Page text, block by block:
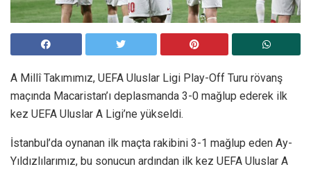
A Millî Takımımız, UEFA Uluslar Ligi Play-Off Turu rövanş
maçında Macaristan’ı deplasmanda 3-0 mağlup ederek ilk
kez UEFA Uluslar A Ligi’ne yükseldi.
İstanbul’da oynanan ilk maçta rakibini 3-1 mağlup eden Ay-
Yıldızlılarımız, bu sonucun ardından ilk kez UEFA Uluslar A